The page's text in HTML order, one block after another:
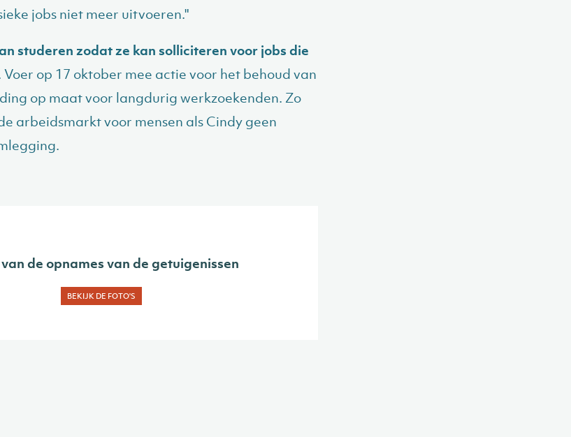
jobs niet meer uitvoeren."
studeren zodat ze kan solliciteren voor jobs die
Voer op 17 oktober mee actie voor het behoud van
op maat voor langdurig werkzoekenden. Zo
arbeidsmarkt voor mensen als Cindy geen
van de opnames van de getuigenissen
BEKIJK DE FOTO'S